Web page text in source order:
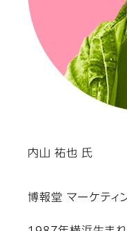
内山 祐也 氏
博報堂 マーケティ